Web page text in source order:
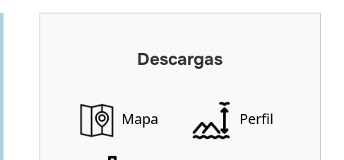
Descargas
Mapa Perfil